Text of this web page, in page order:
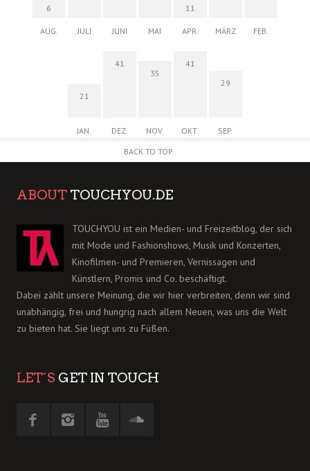
6
AUG. JULI JUNI MAI
11
APR. MÄRZ FEB.
21
JAN.
41
DEZ.
35
NOV.
41
OKT.
29
SEP.
BACK TO TOP
ABOUT TOUCHYOU.DE
TOUCHYOU ist ein Medien- und Freizeitblog, der sich
mit Mode und Fashionshows, Musik und Konzerten,
Kinofilmen- und Premieren, Vernissagen und
Künstlern, Promis und Co. beschäftigt.
Dabei zählt unsere Meinung, die wir hier verbreiten, denn wir sind
unabhängig, frei und hungrig nach allem Neuen, was uns die Welt
zu bieten hat. Sie liegt uns zu Füßen.
LET´S GET IN TOUCH